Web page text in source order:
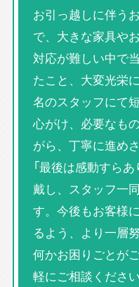
お引っ越しに伴う
で、大きな家具や
対応が難しい中で
たこと、大変光栄
名のスタッフにて
心がけ、必要なも
がら、丁寧に進め
「最後は感動すら
戴し、スタッフ一
す。今後もお客様
るよう、より一層
何かお困りごとが
軽にご相談くださ